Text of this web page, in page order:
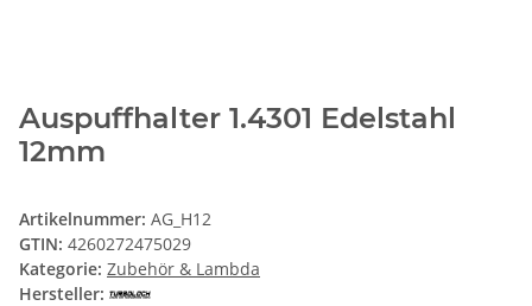
Auspuffhalter 1.4301 Edelstahl
12mm
Artikelnummer: AG_H12
GTIN: 4260272475029
Kategorie: Zubehör & Lambda
Hersteller: